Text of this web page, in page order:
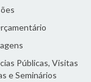
Públicas, Visitas
e Seminários